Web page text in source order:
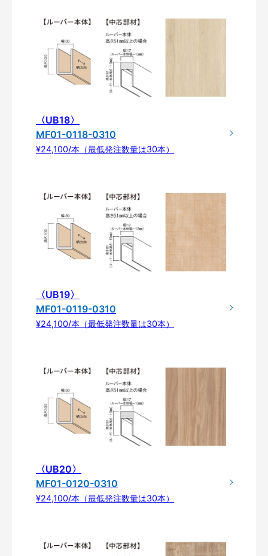
〈UB18〉
MF01-0118-0310
¥24,100/本（最低発注数量は30本）
〈UB19〉
MF01-0119-0310
¥24,100/本（最低発注数量は30本）
〈UB20〉
MF01-0120-0310
¥24,100/本（最低発注数量は30本）